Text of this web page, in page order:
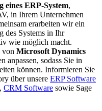
eines ERP-System,
in Ihrem Unternehmen
erarbeiten wir ein
des Systems in Ihr
wie möglich macht.
von Microsoft Dynamics
anpassen, sodass Sie in
können. Informieren Sie
über unsere ERP Software
CRM Software sowie Sage